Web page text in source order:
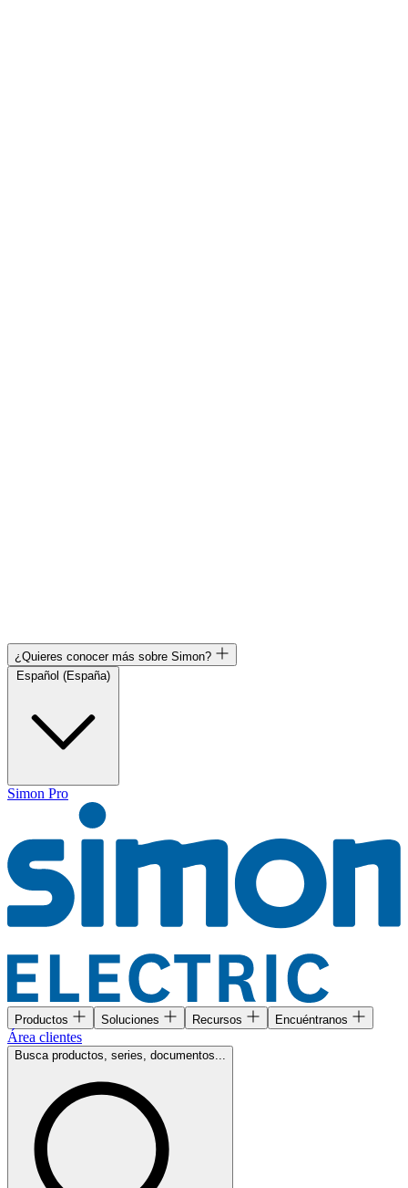
¿Quieres conocer más sobre Simon?
Simon Pro
Productos Soluciones Recursos Encuéntranos
Área clientes
Busca productos, series, documentos...